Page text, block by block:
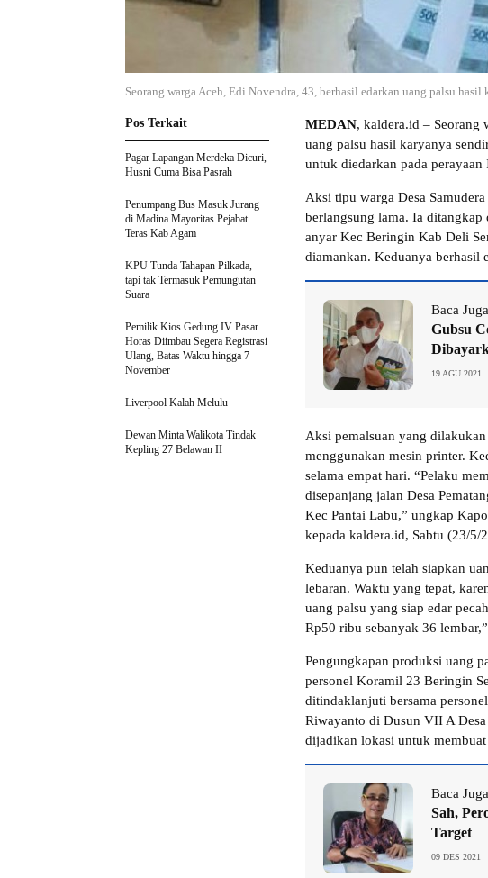
Seorang warga Aceh, Edi Novendra, 43, berhasil edarkan uang palsu hasil
MEDAN, kaldera.id – Seorang
uang palsu hasil karyanya
untuk diedarkan pada
Aksi tipu warga Desa
berlangsung lama. Ia
anyar Kec Beringin Kab Deli
diamankan. Keduanya berhasil
Baca Juga
Gubsu
19 AGU 2021
Aksi pemalsuan yang
menggunakan mesin printer.
selama empat hari. “Pelaku
disepanjang jalan Desa
Kec Pantai Labu,” ungkap
kepada kaldera.id, Sabtu (23/5/
Keduanya pun telah siapkan
lebaran. Waktu yang tepat,
uang palsu yang siap edar
Rp50 ribu sebanyak 36
Pengungkapan produksi uang
personel Koramil 23 Beringin
ditindaklanjuti bersama
Riwayanto di Dusun VII A
dijadikan lokasi untuk
Baca Juga
Sah,
Target
09 DES 2021
Pos Terkait
Pagar Lapangan Merdeka Dicuri,
Husni Cuma Bisa Pasrah
Penumpang Bus Masuk Jurang
di Madina Mayoritas Pejabat
Teras Kab Agam
KPU Tunda Tahapan Pilkada,
tapi tak Termasuk Pemungutan
Suara
Pemilik Kios Gedung IV Pasar
Horas Diimbau Segera Registrasi
Ulang, Batas Waktu hingga 7
November
Liverpool Kalah Melulu
Dewan Minta Walikota Tindak
Kepling 27 Belawan II